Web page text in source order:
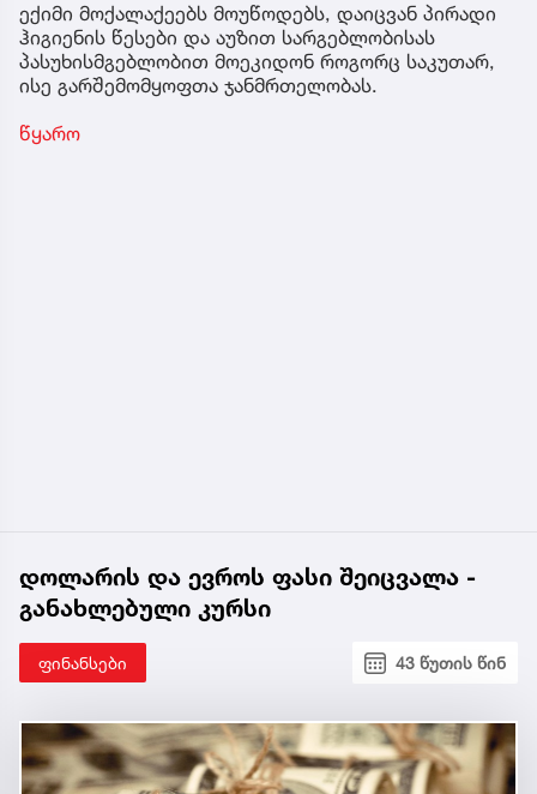
ექიმი მოქალაქეებს მოუწოდებს, დაიცვან პირადი
ჰიგიენის წესები და აუზით სარგებლობისას
პასუხისმგებლობით მოეკიდონ როგორც საკუთარ,
ისე გარშემომყოფთა ჯანმრთელობას.
წყარო
დოლარის და ევროს ფასი შეიცვალა -
განახლებული კურსი
ფინანსები 43 წუთის წინ